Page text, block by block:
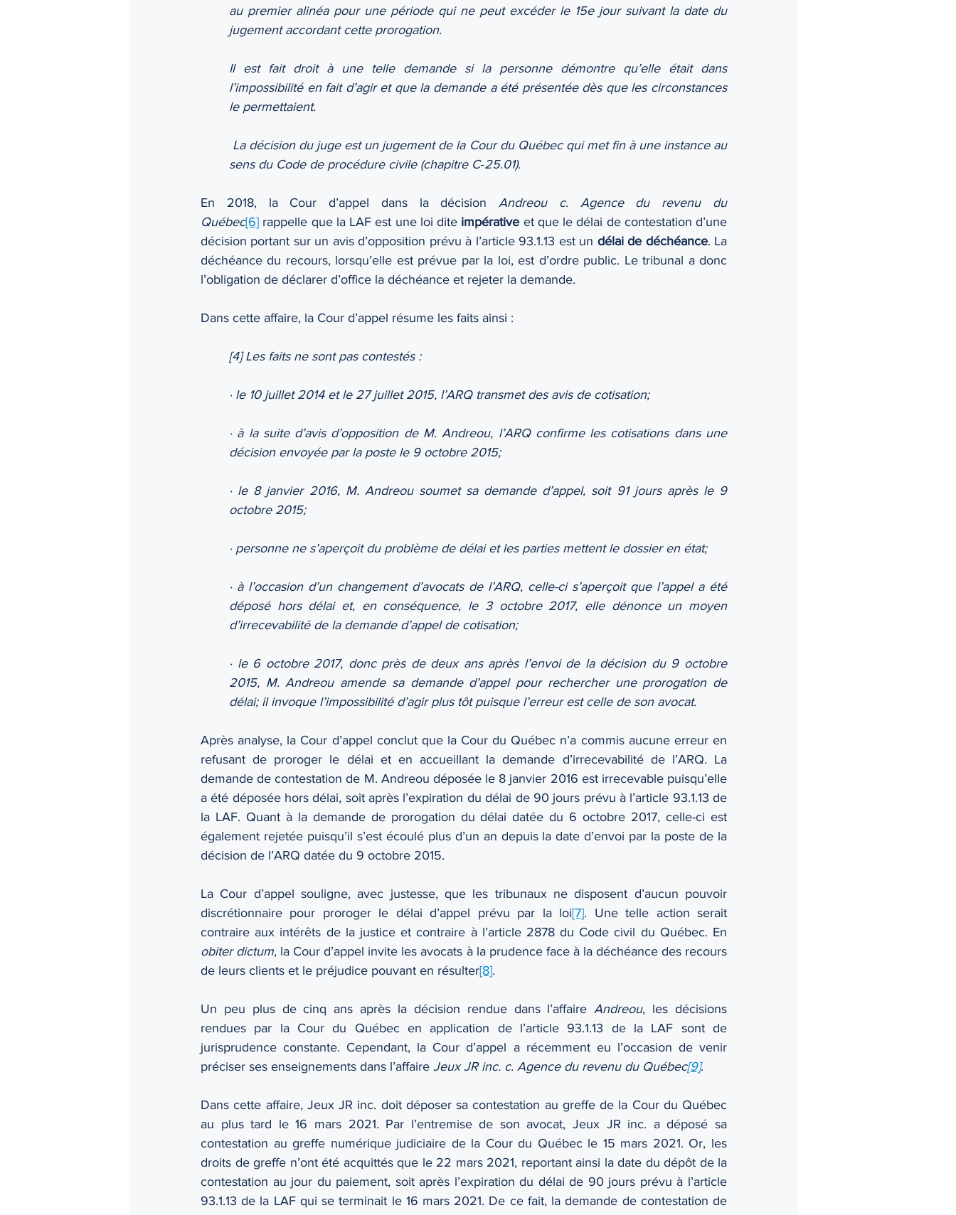
au premier alinéa pour une période qui ne peut excéder le 15e jour suivant la date du
jugement accordant cette prorogation.
Il est fait droit à une telle demande si la personne démontre qu’elle était dans
l’impossibilité en fait d’agir et que la demande a été présentée dès que les circonstances
le permettaient.
La décision du juge est un jugement de la Cour du Québec qui met fin à une instance au
sens du Code de procédure civile (chapitre C‐25.01).
En 2018, la Cour d’appel dans la décision Andreou c. Agence du revenu du
Québec[6] rappelle que la LAF est une loi dite impérative et que le délai de contestation d’une
décision portant sur un avis d’opposition prévu à l’article 93.1.13 est un délai de déchéance. La
déchéance du recours, lorsqu’elle est prévue par la loi, est d’ordre public. Le tribunal a donc
l’obligation de déclarer d’office la déchéance et rejeter la demande.
Dans cette affaire, la Cour d’appel résume les faits ainsi :
[4] Les faits ne sont pas contestés :
· le 10 juillet 2014 et le 27 juillet 2015, l’ARQ transmet des avis de cotisation;
· à la suite d’avis d’opposition de M. Andreou, l’ARQ confirme les cotisations dans une
décision envoyée par la poste le 9 octobre 2015;
· le 8 janvier 2016, M. Andreou soumet sa demande d’appel, soit 91 jours après le 9
octobre 2015;
· personne ne s’aperçoit du problème de délai et les parties mettent le dossier en état;
· à l’occasion d’un changement d’avocats de l’ARQ, celle-ci s’aperçoit que l’appel a été
déposé hors délai et, en conséquence, le 3 octobre 2017, elle dénonce un moyen
d’irrecevabilité de la demande d’appel de cotisation;
· le 6 octobre 2017, donc près de deux ans après l’envoi de la décision du 9 octobre
2015, M. Andreou amende sa demande d’appel pour rechercher une prorogation de
délai; il invoque l’impossibilité d’agir plus tôt puisque l’erreur est celle de son avocat.
Après analyse, la Cour d’appel conclut que la Cour du Québec n’a commis aucune erreur en
refusant de proroger le délai et en accueillant la demande d’irrecevabilité de l’ARQ. La
demande de contestation de M. Andreou déposée le 8 janvier 2016 est irrecevable puisqu’elle
a été déposée hors délai, soit après l’expiration du délai de 90 jours prévu à l’article 93.1.13 de
la LAF. Quant à la demande de prorogation du délai datée du 6 octobre 2017, celle-ci est
également rejetée puisqu’il s’est écoulé plus d’un an depuis la date d’envoi par la poste de la
décision de l’ARQ datée du 9 octobre 2015.
La Cour d’appel souligne, avec justesse, que les tribunaux ne disposent d’aucun pouvoir
discrétionnaire pour proroger le délai d’appel prévu par la loi[7]. Une telle action serait
obiter dictum, la Cour d’appel invite les avocats à la prudence face à la déchéance des recours
de leurs clients et le préjudice pouvant en résulter[8].
Un peu plus de cinq ans après la décision rendue dans l’affaire Andreou, les décisions
rendues par la Cour du Québec en application de l’article 93.1.13 de la LAF sont de
jurisprudence constante. Cependant, la Cour d’appel a récemment eu l’occasion de venir
préciser ses enseignements dans l’affaire Jeux JR inc. c. Agence du revenu du Québec[9].
Dans cette affaire, Jeux JR inc. doit déposer sa contestation au greffe de la Cour du Québec
au plus tard le 16 mars 2021. Par l’entremise de son avocat, Jeux JR inc. a déposé sa
contestation au greffe numérique judiciaire de la Cour du Québec le 15 mars 2021. Or, les
droits de greffe n’ont été acquittés que le 22 mars 2021, reportant ainsi la date du dépôt de la
contestation au jour du paiement, soit après l’expiration du délai de 90 jours prévu à l’article
93.1.13 de la LAF qui se terminait le 16 mars 2021. De ce fait, la demande de contestation de